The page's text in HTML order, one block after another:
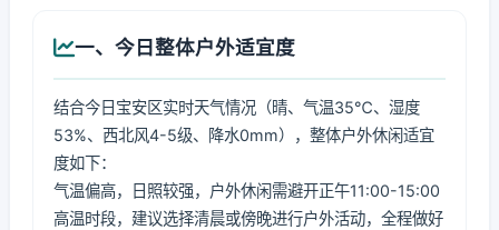
一、今日整体户外适宜度
结合今日宝安区实时天气情况（晴、气温35℃、湿度
53%、西北风4-5级、降水0mm），整体户外休闲适宜
度如下：
气温偏高，日照较强，户外休闲需避开正午11:00-15:00
高温时段，建议选择清晨或傍晚进行户外活动，全程做好